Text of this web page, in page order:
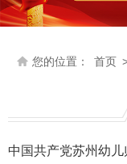
您的位置： 首页
中国共产党苏州幼